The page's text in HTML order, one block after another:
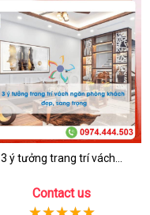
3 ý tưởng trang trí vách...
Contact us